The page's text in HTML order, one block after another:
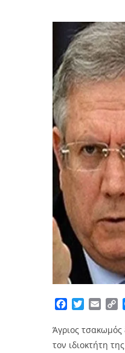
Facebook
TwitterEmail
Άγριος
τον ιδιοκτήτη